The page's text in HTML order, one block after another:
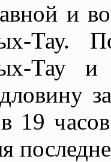
и
Тау.
Тау и
19